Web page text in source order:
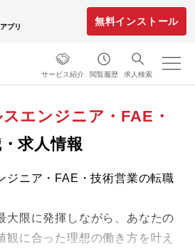
プリ
無料インストール
サービス紹介 閲覧履歴 求人検索
エンジニア・FAE・
求人情報
ジニア・FAE・技術営業の転職
大限に発揮しながら、あなたの
観に合った理想の働き方を叶え